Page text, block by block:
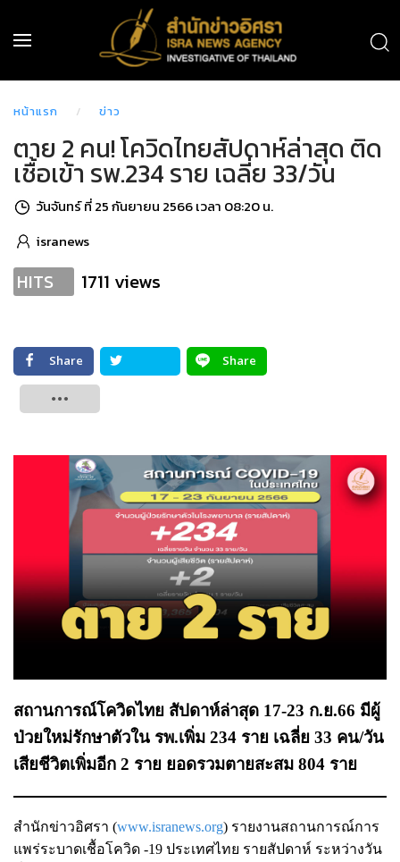
หน้าแรก ข่าว
ตาย 2 คน! โควิดไทยสัปดาห์ล่าสุด ติด
เชื้อเข้า รพ.234 ราย เฉลี่ย 33/วัน
วันจันทร์ ที่ 25 กันยายน 2566 เวลา 08:20 น.
isranews
HITS 1711 views
Share
Share
สถานการณ์โควิดไทย สัปดาห์ล่าสุด 17-23 ก.ย.66 มีผู้
ป่วยใหม่รักษาตัวใน รพ.เพิ่ม 234 ราย เฉลี่ย 33 คน/วัน
เสียชีวิตเพิ่มอีก 2 ราย ยอดรวมตายสะสม 804 ราย
สำนักข่าวอิศรา (www.isranews.org) รายงานสถานการณ์การ
แพร่ระบาดเชื้อโควิด -19 ประเทศไทย รายสัปดาห์ ระหว่างวัน